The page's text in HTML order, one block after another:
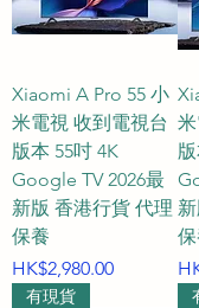
視，功能齊全且
靈活善用有限空
標準大客廳（大
庭）：55 吋或 65
及 Toshiba 是絕佳
論是追求細緻色
片的經典畫質，都
裝潢，打造舒適的
Xiaomi A Pro 55 小
米電視 收到電視台
版本 55吋 4K
Google TV 2026最
新版 香港行貨 代理
保養
價格
HK$2,980.00
有現貨